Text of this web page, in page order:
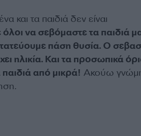
και τα παιδιά δεν είναι
να σεβόμαστε τα παιδιά
πάση θυσία. Ο
ηλικία. Και τα προσωπικά
παιδιά από μικρά! Ακούω